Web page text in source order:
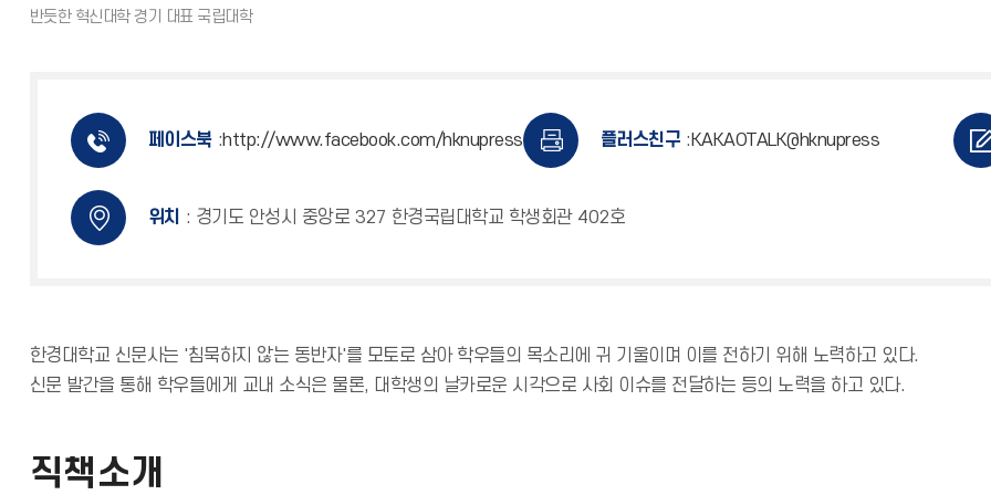
페이스북 :http://www.facebook.com/hknupress 플러스친구 : KAKAOTALK@hknupress
위치 : 경기도 안성시 중앙로 327 한경국립대학교 학생회관 402호
한경대학교 신문사는 '침묵하지 않는 동반자'를 모토로 삼아 학우들의 목소리에 귀 기울이며 이를 전하기 위해 노력하고 있다.
신문 발간을 통해 학우들에게 교내 소식은 물론, 대학생의 날카로운 시각으로 사회 이슈를 전달하는 등의 노력을 하고 있다.
직책소개